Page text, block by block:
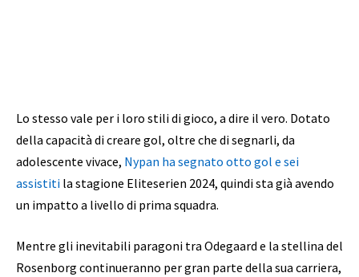
Lo stesso vale per i loro stili di gioco, a dire il vero. Dotato
della capacità di creare gol, oltre che di segnarli, da
adolescente vivace, Nypan ha segnato otto gol e sei
assistiti la stagione Eliteserien 2024, quindi sta già avendo
un impatto a livello di prima squadra.
Mentre gli inevitabili paragoni tra Odegaard e la stellina del
Rosenborg continueranno per gran parte della sua carriera,